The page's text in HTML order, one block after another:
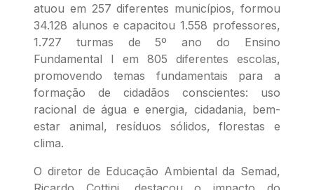
atuou em 257 diferentes municípios, formou
34.128 alunos e capacitou 1.558 professores,
1.727 turmas de 5º ano do Ensino
Fundamental I em 805 diferentes escolas,
promovendo temas fundamentais para a
formação de cidadãos conscientes: uso
racional de água e energia, cidadania, bem-
estar animal, resíduos sólidos, florestas e
clima.
O diretor de Educação Ambiental da Semad,